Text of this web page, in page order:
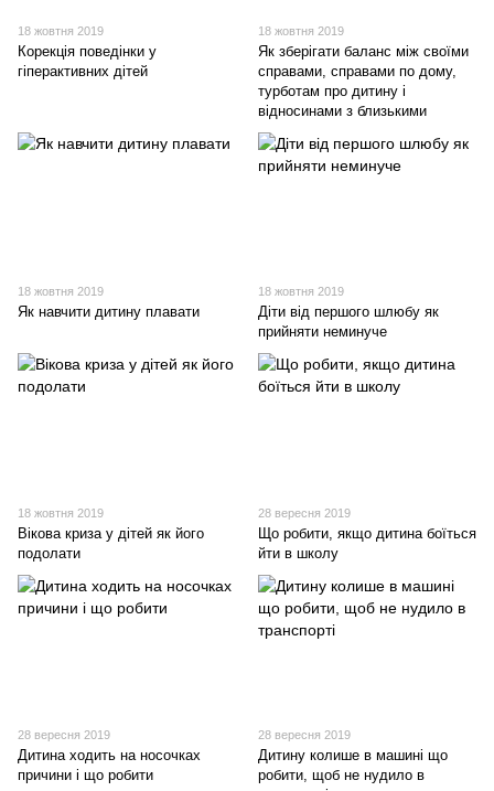
18 жовтня 2019
Корекція поведінки у
гіперактивних дітей
18 жовтня 2019
Як зберігати баланс між своїми
справами, справами по дому,
турботам про дитину і
відносинами з близькими
18 жовтня 2019
Як навчити дитину плавати
18 жовтня 2019
Діти від першого шлюбу як
прийняти неминуче
18 жовтня 2019
Вікова криза у дітей як його
подолати
28 вересня 2019
Що робити, якщо дитина боїться
йти в школу
28 вересня 2019
Дитина ходить на носочках
причини і що робити
28 вересня 2019
Дитину колише в машині що
робити, щоб не нудило в